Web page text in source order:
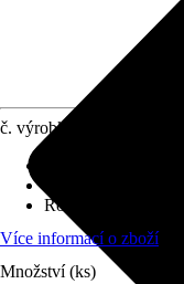
č. výrobku
Rozměry š x h bez
Více informací o zboží
Množství (ks)